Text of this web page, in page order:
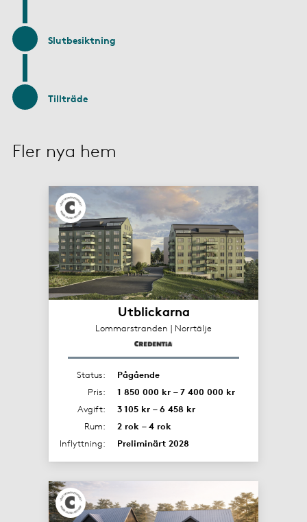
Slutbesiktning
Tillträde
Fler nya hem
Utblickarna
Lommarstranden | Norrtälje
Status:
Pågående
Pris:
1 850 000 kr – 7 400 000 kr
Avgift:
3 105 kr – 6 458 kr
Rum:
2 rok – 4 rok
Inflyttning:
Preliminärt 2028